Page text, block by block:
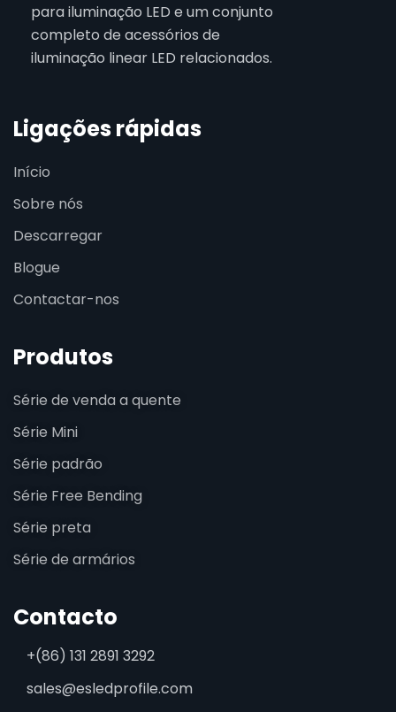
para iluminação LED e um conjunto
completo de acessórios de
iluminação linear LED relacionados.
Ligações rápidas
Início
Sobre nós
Descarregar
Blogue
Contactar-nos
Produtos
Série de venda a quente
Série Mini
Série padrão
Série Free Bending
Série preta
Série de armários
Contacto
+(86) 131 2891 3292
sales@esledprofile.com